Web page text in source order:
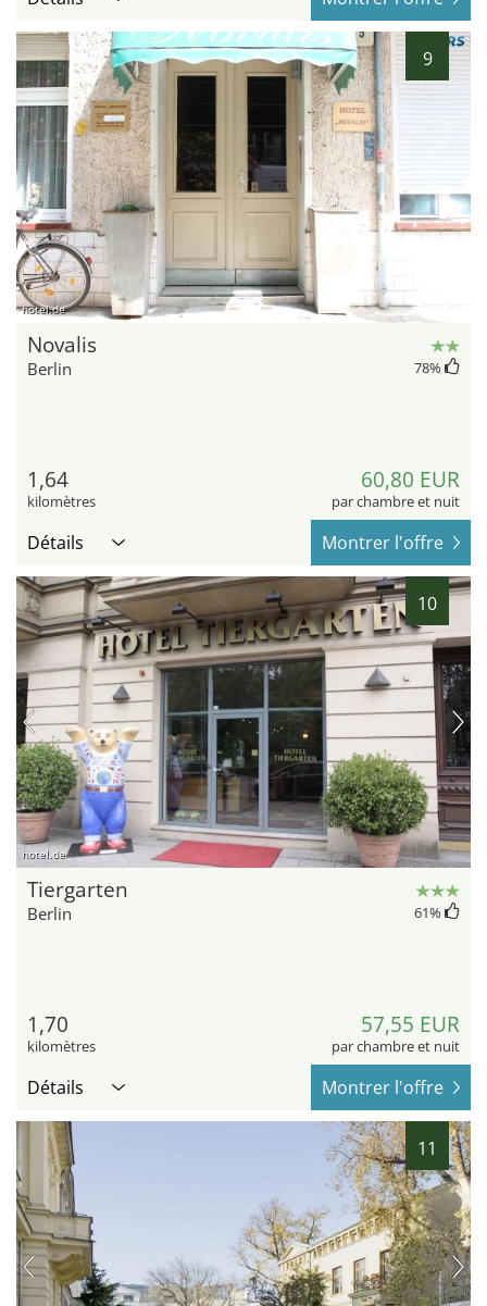
9
hotel.de
Novalis
Berlin 78%
1,64
kilomètres
60,80 EUR
par chambre et nuit
Détails Montrer l'offre
10
hotel.de
Tiergarten
Berlin 61%
1,70
kilomètres
57,55 EUR
par chambre et nuit
Détails Montrer l'offre
11